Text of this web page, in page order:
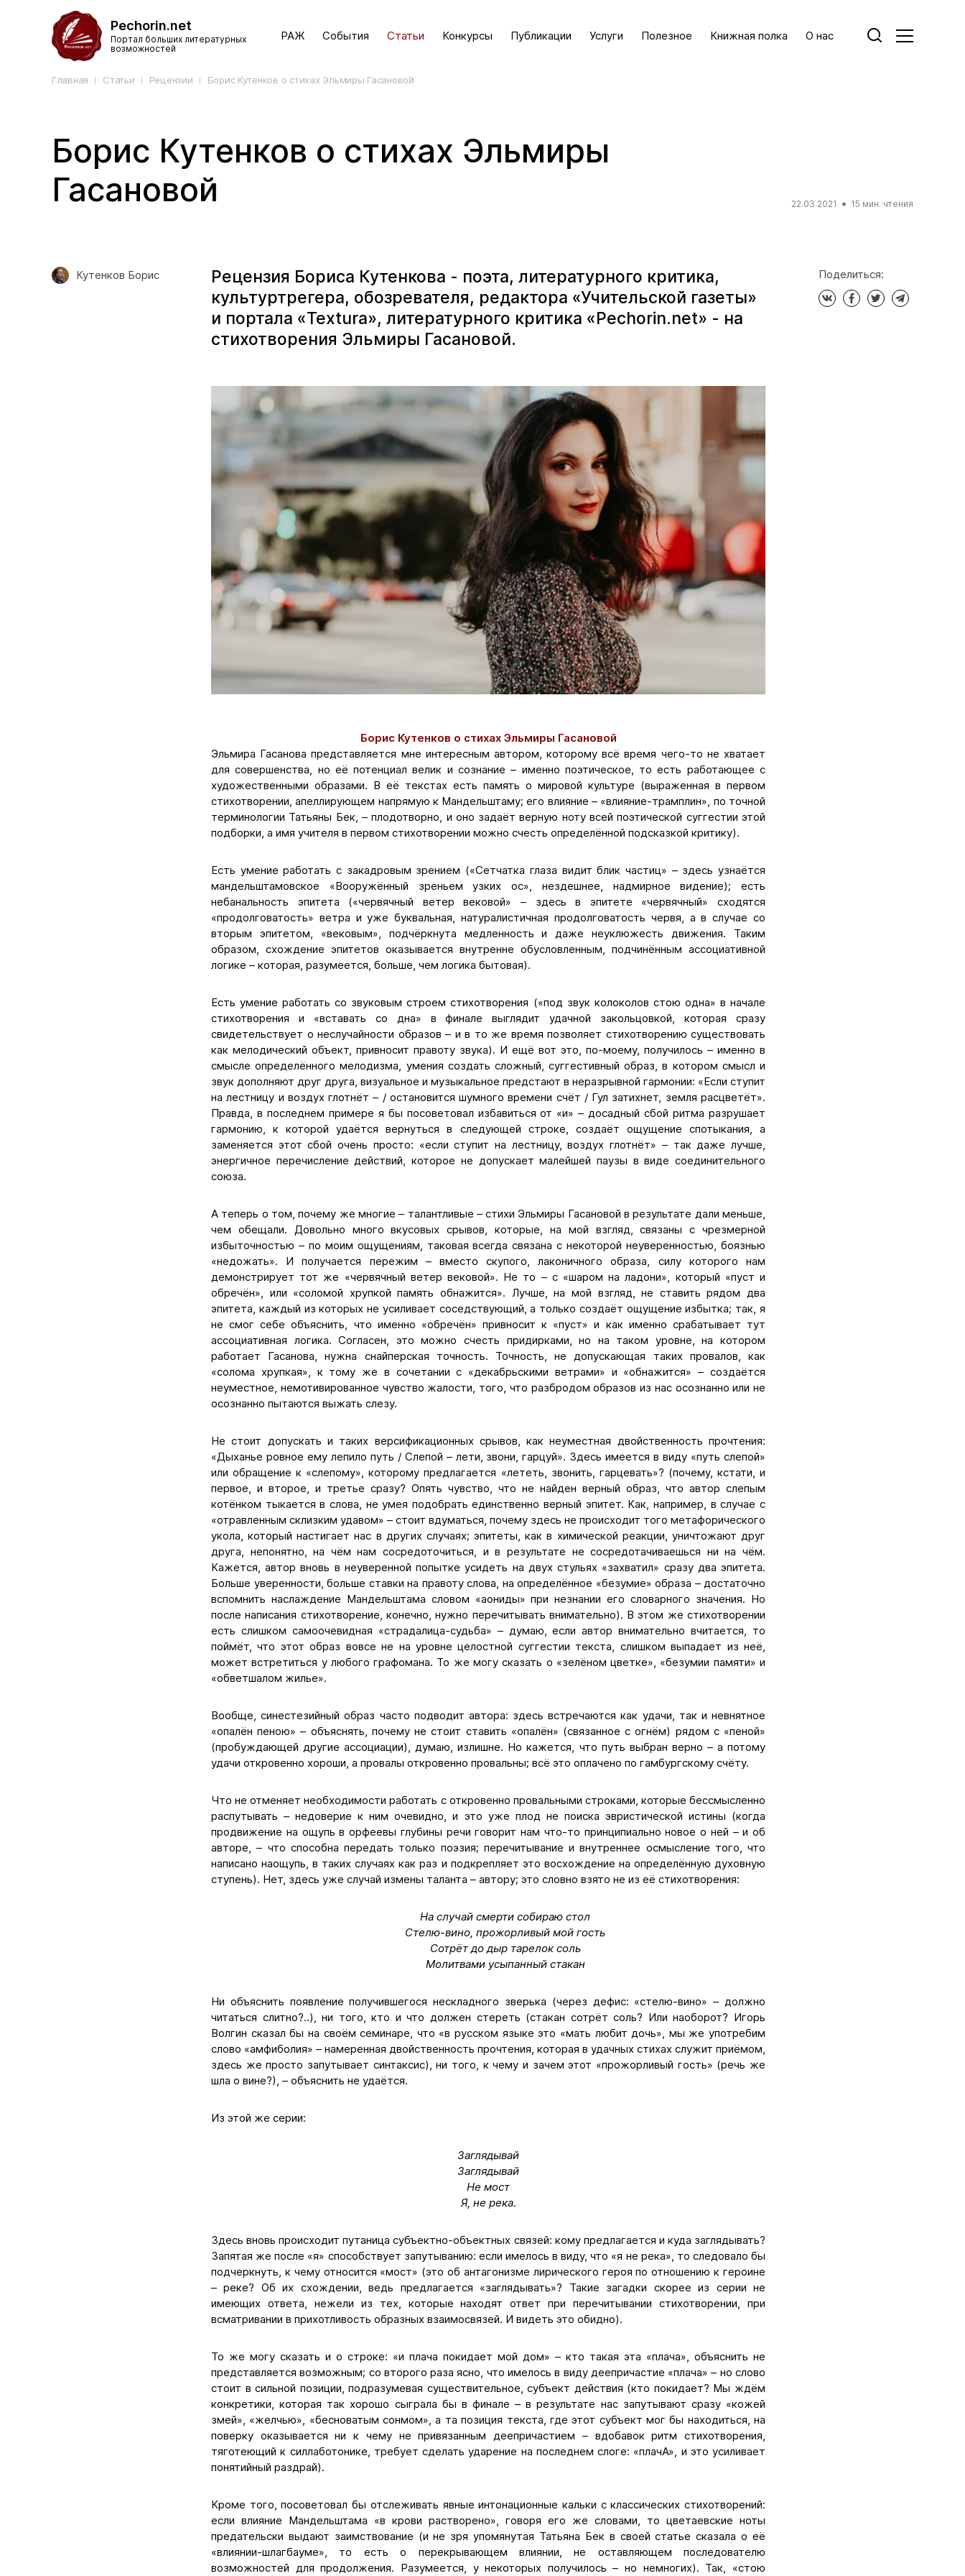
Pechorin.net
Портал больших литературных
возможностей
РАЖ События Статьи Конкурсы Публикации Услуги Полезное Книжная полка О нас
Главная Статьи Рецензии Борис Кутенков о стихах Эльмиры Гасановой
Борис Кутенков о стихах Эльмиры
Гасановой
22.03.2021 15 мин. чтения
Кутенков Борис
Рецензия Бориса Кутенкова - поэта, литературного критика,
культуртрегера, обозревателя, редактора «Учительской газеты»
и портала «Textura», литературного критика «Pechorin.net» - на
стихотворения Эльмиры Гасановой.
Борис Кутенков о стихах Эльмиры Гасановой
Эльмира Гасанова представляется мне интересным автором, которому всё время чего-то не хватает
для совершенства, но её потенциал велик и сознание – именно поэтическое, то есть работающее с
художественными образами. В её текстах есть память о мировой культуре (выраженная в первом
стихотворении, апеллирующем напрямую к Мандельштаму; его влияние – «влияние-трамплин», по точной
терминологии Татьяны Бек, – плодотворно, и оно задаёт верную ноту всей поэтической суггестии этой
подборки, а имя учителя в первом стихотворении можно счесть определённой подсказкой критику).
Есть умение работать с закадровым зрением («Сетчатка глаза видит блик частиц» – здесь узнаётся
мандельштамовское «Вооружённый зреньем узких ос», нездешнее, надмирное видение); есть
небанальность эпитета («червячный ветер вековой» – здесь в эпитете «червячный» сходятся
«продолговатость» ветра и уже буквальная, натуралистичная продолговатость червя, а в случае со
вторым эпитетом, «вековым», подчёркнута медленность и даже неуклюжесть движения. Таким
образом, схождение эпитетов оказывается внутренне обусловленным, подчинённым ассоциативной
логике – которая, разумеется, больше, чем логика бытовая).
Есть умение работать со звуковым строем стихотворения («под звук колоколов стою одна» в начале
стихотворения и «вставать со дна» в финале выглядит удачной закольцовкой, которая сразу
свидетельствует о неслучайности образов – и в то же время позволяет стихотворению существовать
как мелодический объект, привносит правоту звука). И ещё вот это, по-моему, получилось – именно в
смысле определённого мелодизма, умения создать сложный, суггестивный образ, в котором смысл и
звук дополняют друг друга, визуальное и музыкальное предстают в неразрывной гармонии: «Если ступит
на лестницу и воздух глотнёт – / остановится шумного времени счёт / Гул затихнет, земля расцветёт».
Правда, в последнем примере я бы посоветовал избавиться от «и» – досадный сбой ритма разрушает
гармонию, к которой удаётся вернуться в следующей строке, создаёт ощущение спотыкания, а
заменяется этот сбой очень просто: «если ступит на лестницу, воздух глотнёт» – так даже лучше,
энергичное перечисление действий, которое не допускает малейшей паузы в виде соединительного
союза.
А теперь о том, почему же многие – талантливые – стихи Эльмиры Гасановой в результате дали меньше,
чем обещали. Довольно много вкусовых срывов, которые, на мой взгляд, связаны с чрезмерной
избыточностью – по моим ощущениям, таковая всегда связана с некоторой неуверенностью, боязнью
«недожать». И получается пережим – вместо скупого, лаконичного образа, силу которого нам
демонстрирует тот же «червячный ветер вековой». Не то – с «шаром на ладони», который «пуст и
обречён», или «соломой хрупкой память обнажится». Лучше, на мой взгляд, не ставить рядом два
эпитета, каждый из которых не усиливает соседствующий, а только создаёт ощущение избытка; так, я
не смог себе объяснить, что именно «обречён» привносит к «пуст» и как именно срабатывает тут
ассоциативная логика. Согласен, это можно счесть придирками, но на таком уровне, на котором
работает Гасанова, нужна снайперская точность. Точность, не допускающая таких провалов, как
«солома хрупкая», к тому же в сочетании с «декабрьскими ветрами» и «обнажится» – создаётся
неуместное, немотивированное чувство жалости, того, что разбродом образов из нас осознанно или не
осознанно пытаются выжать слезу.
Не стоит допускать и таких версификационных срывов, как неуместная двойственность прочтения:
«Дыханье ровное ему лепило путь / Слепой – лети, звони, гарцуй». Здесь имеется в виду «путь слепой»
или обращение к «слепому», которому предлагается «лететь, звонить, гарцевать»? (почему, кстати, и
первое, и второе, и третье сразу? Опять чувство, что не найден верный образ, что автор слепым
котёнком тыкается в слова, не умея подобрать единственно верный эпитет. Как, например, в случае с
«отравленным склизким удавом» – стоит вдуматься, почему здесь не происходит того метафорического
укола, который настигает нас в других случаях; эпитеты, как в химической реакции, уничтожают друг
друга, непонятно, на чём нам сосредоточиться, и в результате не сосредотачиваешься ни на чём.
Кажется, автор вновь в неуверенной попытке усидеть на двух стульях «захватил» сразу два эпитета.
Больше уверенности, больше ставки на правоту слова, на определённое «безумие» образа – достаточно
вспомнить наслаждение Мандельштама словом «аониды» при незнании его словарного значения. Но
после написания стихотворение, конечно, нужно перечитывать внимательно). В этом же стихотворении
есть слишком самоочевидная «страдалица-судьба» – думаю, если автор внимательно вчитается, то
поймёт, что этот образ вовсе не на уровне целостной суггестии текста, слишком выпадает из неё,
может встретиться у любого графомана. То же могу сказать о «зелёном цветке», «безумии памяти» и
«обветшалом жилье».
Вообще, синестезийный образ часто подводит автора: здесь встречаются как удачи, так и невнятное
«опалён пеною» – объяснять, почему не стоит ставить «опалён» (связанное с огнём) рядом с «пеной»
(пробуждающей другие ассоциации), думаю, излишне. Но кажется, что путь выбран верно – а потому
удачи откровенно хороши, а провалы откровенно провальны; всё это оплачено по гамбургскому счёту.
Что не отменяет необходимости работать с откровенно провальными строками, которые бессмысленно
распутывать – недоверие к ним очевидно, и это уже плод не поиска эвристической истины (когда
продвижение на ощупь в орфеевы глубины речи говорит нам что-то принципиально новое о ней – и об
авторе, – что способна передать только поэзия; перечитывание и внутреннее осмысление того, что
написано наощупь, в таких случаях как раз и подкрепляет это восхождение на определённую духовную
ступень). Нет, здесь уже случай измены таланта – автору; это словно взято не из её стихотворения:
На случай смерти собираю стол
Стелю-вино, прожорливый мой гость
Сотрёт до дыр тарелок соль
Молитвами усыпанный стакан
Ни объяснить появление получившегося нескладного зверька (через дефис: «стелю-вино» – должно
читаться слитно?..), ни того, кто и что должен стереть (стакан сотрёт соль? Или наоборот? Игорь
Волгин сказал бы на своём семинаре, что «в русском языке это «мать любит дочь», мы же употребим
слово «амфиболия» – намеренная двойственность прочтения, которая в удачных стихах служит приёмом,
здесь же просто запутывает синтаксис), ни того, к чему и зачем этот «прожорливый гость» (речь же
шла о вине?), – объяснить не удаётся.
Из этой же серии:
Заглядывай
Заглядывай
Не мост
Я, не река.
Здесь вновь происходит путаница субъектно-объектных связей: кому предлагается и куда заглядывать?
Запятая же после «я» способствует запутыванию: если имелось в виду, что «я не река», то следовало бы
подчеркнуть, к чему относится «мост» (это об антагонизме лирического героя по отношению к героине
– реке? Об их схождении, ведь предлагается «заглядывать»? Такие загадки скорее из серии не
имеющих ответа, нежели из тех, которые находят ответ при перечитывании стихотворении, при
всматривании в прихотливость образных взаимосвязей. И видеть это обидно).
То же могу сказать и о строке: «и плача покидает мой дом» – кто такая эта «плача», объяснить не
представляется возможным; со второго раза ясно, что имелось в виду деепричастие «плача» – но слово
стоит в сильной позиции, подразумевая существительное, субъект действия (кто покидает? Мы ждём
конкретики, которая так хорошо сыграла бы в финале – в результате нас запутывают сразу «кожей
змей», «желчью», «бесноватым сонмом», а та позиция текста, где этот субъект мог бы находиться, на
поверку оказывается ни к чему не привязанным деепричастием – вдобавок ритм стихотворения,
тяготеющий к силлаботонике, требует сделать ударение на последнем слоге: «плачА», и это усиливает
понятийный раздрай).
Кроме того, посоветовал бы отслеживать явные интонационные кальки с классических стихотворений:
если влияние Мандельштама «в крови растворено», говоря его же словами, то цветаевские ноты
предательски выдают заимствование (и не зря упомянутая Татьяна Бек в своей статье сказала о её
«влиянии-шлагбауме», то есть о перекрывающем влиянии, не оставляющем последователю
возможностей для продолжения. Разумеется, у некоторых получилось – но немногих). Так, «стою
Поделиться: